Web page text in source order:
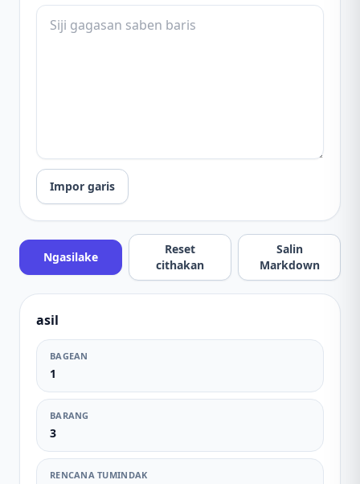
Impor garis
Ngasilake
Reset
cithakan
Salin
Markdown
asil
BAGEAN
1
BARANG
3
RENCANA TUMINDAK